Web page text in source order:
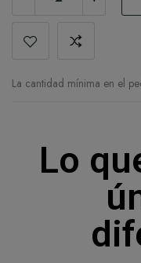
La cantidad mínima en el
Lo